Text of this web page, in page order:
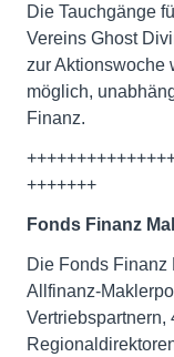
Die Tauchgänge
Vereins Ghost
zur Aktionswoche
möglich,
Finanz.
+++++++
Fonds Finanz
Die Fonds Finanz
Allfinanz-
Vertriebspartnern,